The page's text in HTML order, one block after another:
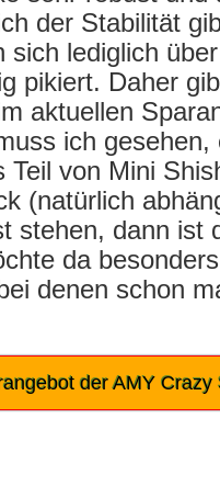
der Stabilität
sich lediglich
pikiert. Daher
aktuellen
ich
Teil von Mini
(natürlich
stehen, dann ist
da
denen schon
der AMY Crazy